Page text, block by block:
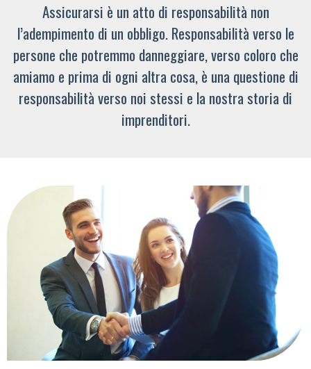
Assicurarsi è un atto di responsabilità non
l’adempimento di un obbligo. Responsabilità verso le
persone che potremmo danneggiare, verso coloro che
amiamo e prima di ogni altra cosa, è una questione di
responsabilità verso noi stessi e la nostra storia di
imprenditori.